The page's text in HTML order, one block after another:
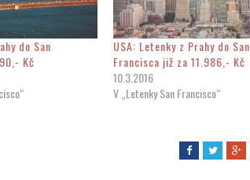
do San
Kč
USA: Letenky z Prahy do San
Francisca již za 11.986,- Kč
10.3.2016
V „Letenky San Francisco“
F
T
G